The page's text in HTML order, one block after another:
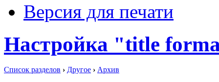
Версия для печати
Настройка "title
Список разделов › Другое › Архив